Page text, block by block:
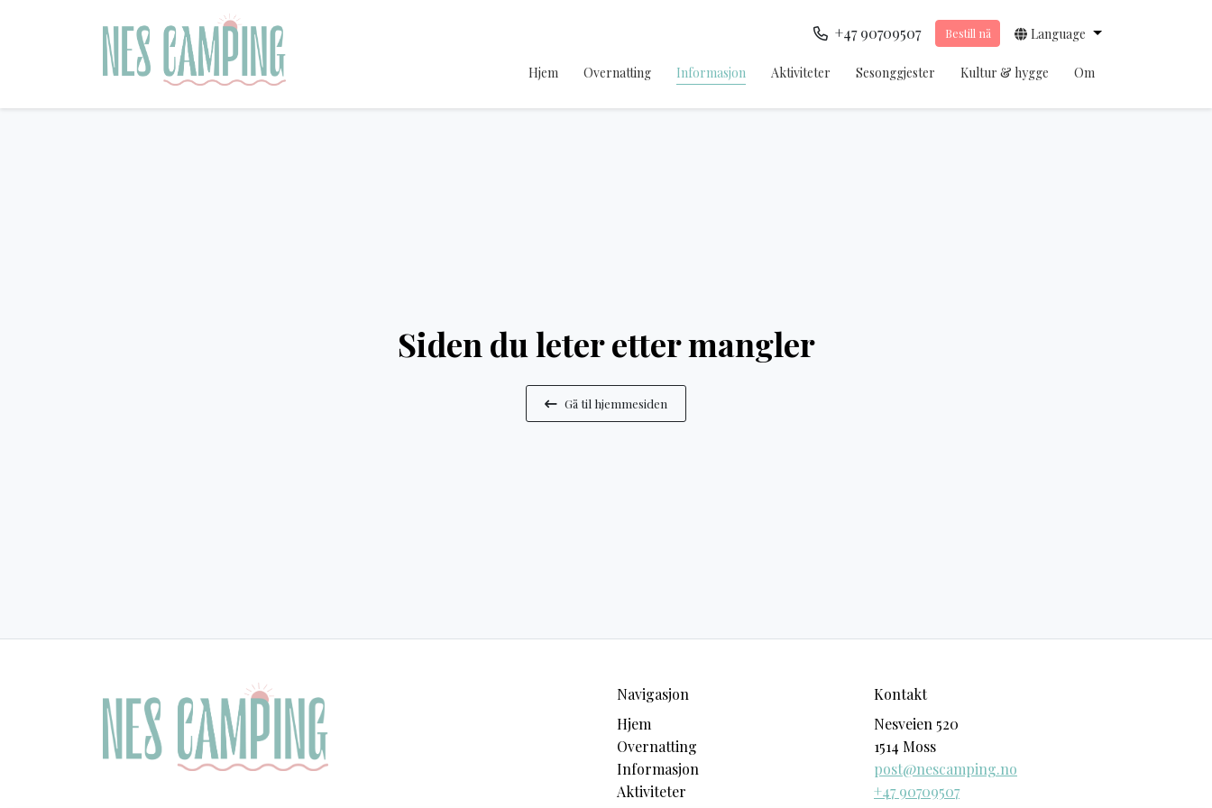
+47 90709507 Bestill nå Language
Hjem Overnatting Informasjon Aktiviteter Sesonggjester Kultur & hygge Om
Siden du leter etter mangler
Gå til hjemmesiden
Navigasjon
Hjem
Overnatting
Informasjon
Aktiviteter
Kontakt
Nesveien 520
1514 Moss
post@nescamping.no
+47 90709507